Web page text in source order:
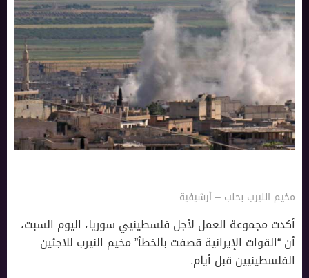
مخيم النيرب بحلب – أرشيفية
أكدت مجموعة العمل لأجل فلسطينيي سوريا، اليوم السبت،
أن “القوات الإيرانية قصفت بالخطأ” مخيم النيرب للاجئين
الفلسطينيين قبل أيام.